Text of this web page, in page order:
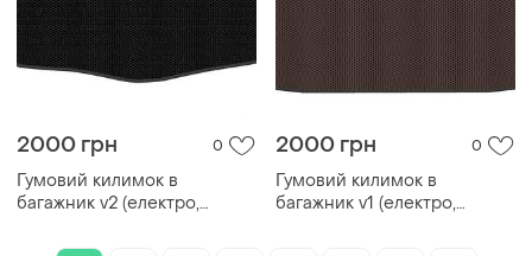
2000 грн 0
Гумовий килимок в
багажник v2 (електро,
2021- рр
2000 грн 0
Гумовий килимок в
багажник v1 (електро,